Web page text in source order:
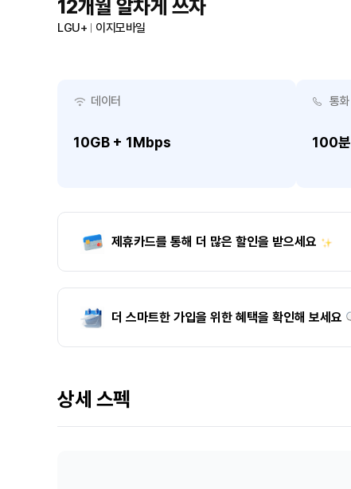
12개월 알차게 쓰자
LGU+ 이지모바일
데이터
10GB + 1Mbps
통화
100분
제휴카드를 통해 더 많은 할인을 받으세요
더 스마트한 가입을 위한 혜택을 확인해 보세요
상세 스펙